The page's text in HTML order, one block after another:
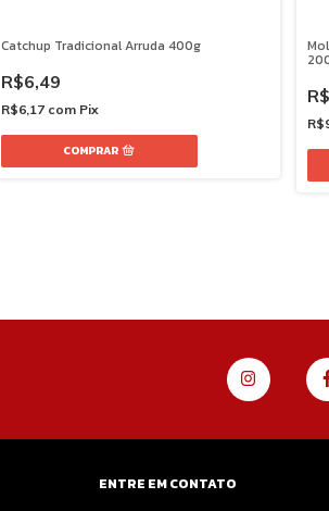
Catchup Tradicional Arruda 400g
R$6,49
R$6,17 com Pix
ENTRE EM CONTATO